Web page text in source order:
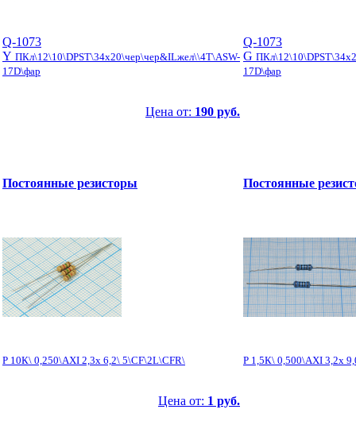
Q-1073
Y ПКл\12\10\DPST\34x20\чер\чер&ILжел\\4T\ASW-
17D\фар
Цена от: 190 руб.
Q-1073
G
17D\фар
Постоянные резисторы
Р 10К\ 0,250\AXI 2,3x 6,2\ 5\CF\2L\CFR\
Цена от: 1 руб.
Постоянные
Р 1,5К\ 0,500\AXI 3,2x